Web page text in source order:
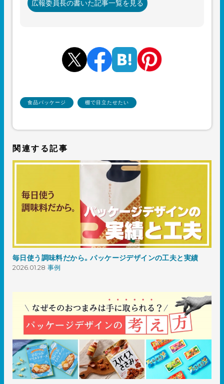
広報委員長の書いた記事一覧を見る
食品パッケージ 棚で目立たせたい
関連する記事
毎日使う調味料だから。パッケージデザインの工夫と実績
2026.01.28 事例